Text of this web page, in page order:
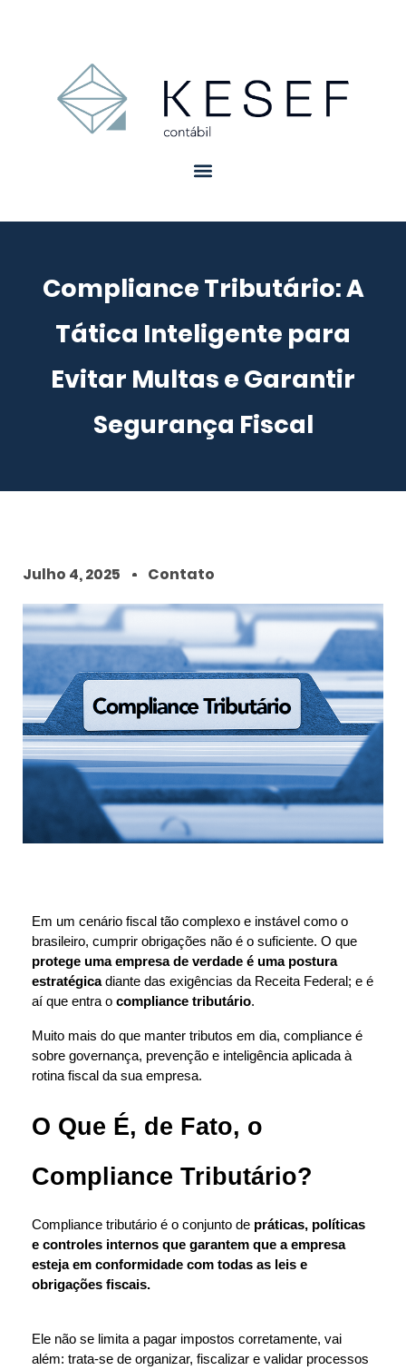
Compliance Tributário: A
Tática Inteligente para
Evitar Multas e Garantir
Segurança Fiscal
Julho 4, 2025 Contato
Em um cenário fiscal tão complexo e instável como o
protege uma empresa de verdade é uma postura
estratégica diante das exigências da Receita Federal; e é
aí que entra o compliance tributário.
Muito mais do que manter tributos em dia, compliance é
sobre governança, prevenção e inteligência aplicada à
rotina fiscal da sua empresa.
O Que É, de Fato, o
Compliance Tributário?
Compliance tributário é o conjunto de práticas, políticas
e controles internos que garantem que a empresa
esteja em conformidade com todas as leis e
obrigações fiscais.
Ele não se limita a pagar impostos corretamente, vai
além: trata-se de organizar, fiscalizar e validar processos